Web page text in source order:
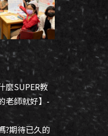
麼SUPER教
老師就好】-
?期待已久的